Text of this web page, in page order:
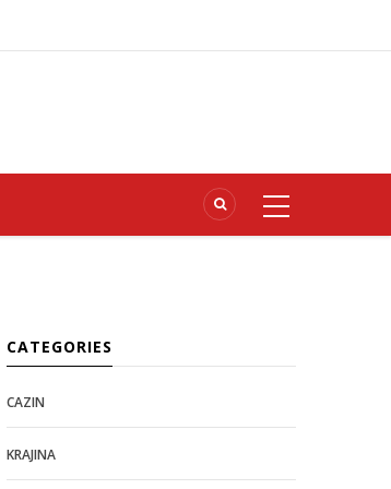
CATEGORIES
CAZIN
KRAJINA